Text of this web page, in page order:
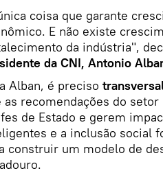
coisa que garante
E não existe
da indústria",
da CNI, Antonio
Alban, é preciso
as recomendações do
de Estado e gerem
e a inclusão social
construir um modelo de